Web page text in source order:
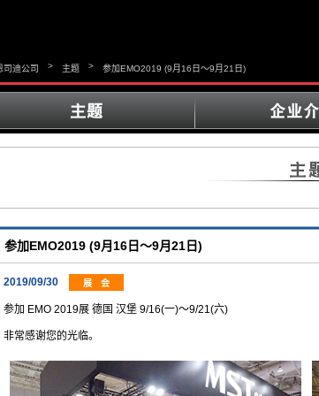
司迪公司 > 主题 > 参加EMO2019 (9月16日～9月21日)
参加EMO2019 (9月16日～9月21日)
2019/09/30 展 会
参加 EMO 2019展 德国 汉堡 9/16(一)～9/21(六)
非常感谢您的光临。